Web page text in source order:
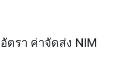
ตรา ค่าจัดส่ง NIM